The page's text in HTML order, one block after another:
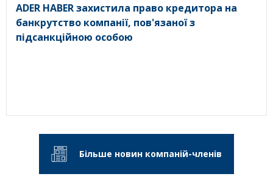
ADER HABER захистила право кредитора на
банкрутство компанії, пов'язаної з
підсанкційною особою
Більше новин компаній-членів